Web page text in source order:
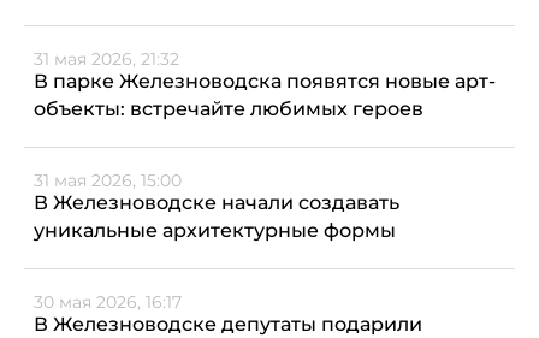
31 мая 2026, 21:32
В парке Железноводска появятся новые арт-
объекты: встречайте любимых героев
31 мая 2026, 15:00
В Железноводске начали создавать
уникальные архитектурные формы
30 мая 2026, 16:17
В Железноводске депутаты подарили